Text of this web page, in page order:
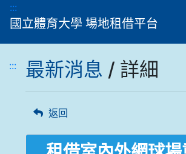
跳到主要內容顯示區
:::
國立體育大學 場地租借平台
::: 最新消息 / 詳細
返回